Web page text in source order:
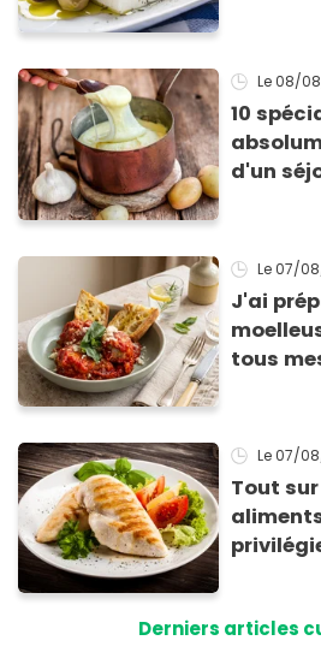
Le 08/
10
d'un
Le 07/
J'ai
tous
Le 07/
Tout
Derniers articles